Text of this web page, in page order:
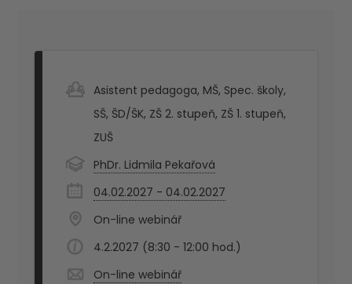
Asistent pedagoga, MŠ, Spec. školy,
SŠ, ŠD/ŠK, ZŠ 2. stupeň, ZŠ 1. stupeň,
ZUŠ
PhDr. Lidmila Pekařová
04.02.2027 - 04.02.2027
On-line webinář
4.2.2027 (8:30 - 12:00 hod.)
On-line webinář